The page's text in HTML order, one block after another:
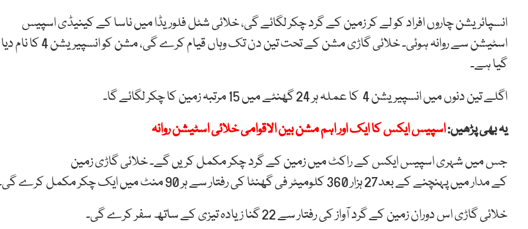
انسپائریشن چاروں افراد کو لے کر زمین کے گرد چکر لگائے گی، خلائی شٹل فلوریڈا میں ناسا کے کینیڈی اسپیس
اسٹیشن سے روانہ ہوئی۔ خلائی گاڑی مشن کے تحت تیندنتکوہاںقیامکرے گی،مشنکوانسپیریشن کانامدیا
گیاہے۔
اگلے تین دنوں میں انسپیریشن 4 کا عملہ ہر 24 گھنٹے میں 15 مرتبہ زمین کا چکر لگائے گا۔
یہ بھی پڑھیں:اسپیس ایکس کا ایک اور اہم مشن بین الاقوامی خلائی اسٹیشن روانہ
جسمیںشہریاسپیس ایکسکےراکٹمیںزمین کےگردچکرمکملکریںگے۔خلائیگاڑیزمین
کےمدارمیںپہنچنےکے بعد27 ہزار360 کلومیٹرفیگھنٹاکیرفتارسےہر90 منٹمیں ایکچکرمکملکرے
خلائیگاڑیاسدورانزمین کےگردآوازکیرفتارسے گنازیادہتیزی کےساتھسفرکرےگی۔